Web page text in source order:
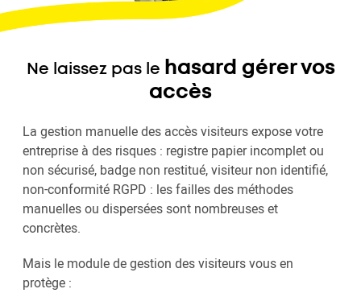
Ne laissez pas le hasard gérer vos
accès
La gestion manuelle des accès visiteurs expose votre
entreprise à des risques : registre papier incomplet ou
non sécurisé, badge non restitué, visiteur non identifié,
non-conformité RGPD : les failles des méthodes
manuelles ou dispersées sont nombreuses et
concrètes.
Mais le module de gestion des visiteurs vous en
protège :